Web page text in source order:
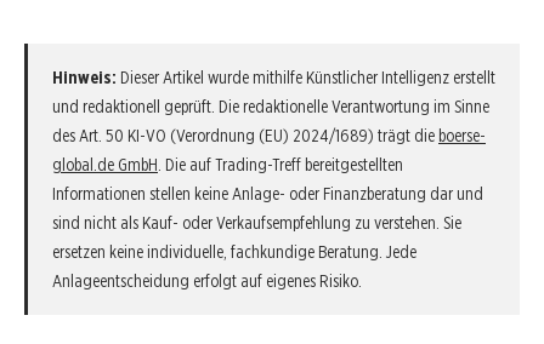
Hinweis: Dieser Artikel wurde mithilfe Künstlicher Intelligenz erstellt
und redaktionell geprüft. Die redaktionelle Verantwortung im Sinne
des Art. 50 KI-VO (Verordnung (EU) 2024/1689) trägt die boerse-
global.de GmbH . Die auf Trading-Treff bereitgestellten
Informationen stellen keine Anlage- oder Finanzberatung dar und
sind nicht als Kauf- oder Verkaufsempfehlung zu verstehen. Sie
ersetzen keine individuelle, fachkundige Beratung. Jede
Anlageentscheidung erfolgt auf eigenes Risiko.